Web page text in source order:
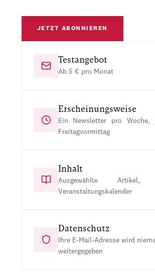
JETZT ABONNIEREN
Testangebot
Ab 5 € pro Monat
Erscheinungsweise
Ein Newsletter pro Woche,
Freitagvormittag
Inhalt
Ausgewählte Artikel,
Veranstaltungskalender
Datenschutz
Ihre E-Mail-Adresse wird
weitergegeben